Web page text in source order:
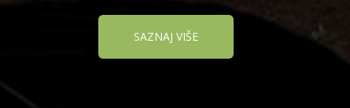
SAZNAJ VIŠE